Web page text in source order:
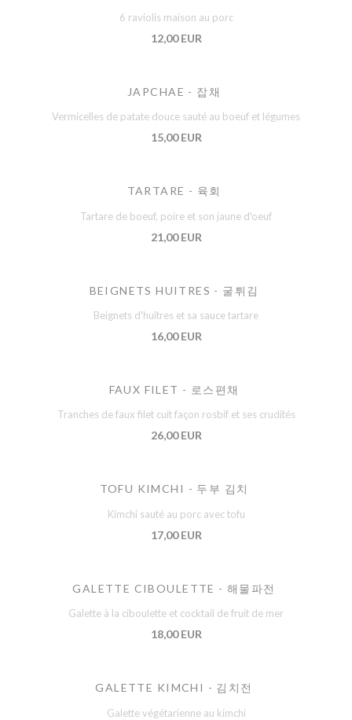
6 raviolis maison au porc
12,00 EUR
JAPCHAE - 잡채
Vermicelles de patate douce sauté au boeuf et légumes
15,00 EUR
TARTARE - 육회
Tartare de boeuf, poire et son jaune d'oeuf
21,00 EUR
BEIGNETS HUITRES - 굴튀김
Beignets d'huîtres et sa sauce tartare
16,00 EUR
FAUX FILET - 로스편채
Tranches de faux filet cuit façon rosbif et ses crudités
26,00 EUR
TOFU KIMCHI - 두부 김치
Kimchi sauté au porc avec tofu
17,00 EUR
GALETTE CIBOULETTE - 해물파전
Galette à la ciboulette et cocktail de fruit de mer
18,00 EUR
GALETTE KIMCHI - 김치전
Galette végétarienne au kimchi